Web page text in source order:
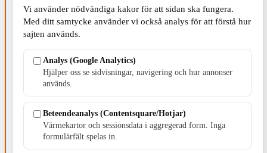
SERVICE - MOTOR
Vi använder nödvändiga kakor för att sidan ska fungera.
Med ditt samtycke använder vi också analys för att förstå hur
sajten används.
Analys (Google Analytics)
Hjälper oss se sidvisningar, navigering och hur annonser
används.
Beteendeanalys (Contentsquare/Hotjar)
Värmekartor och sessionsdata i aggregerad form. Inga
formulärfält spelas in.